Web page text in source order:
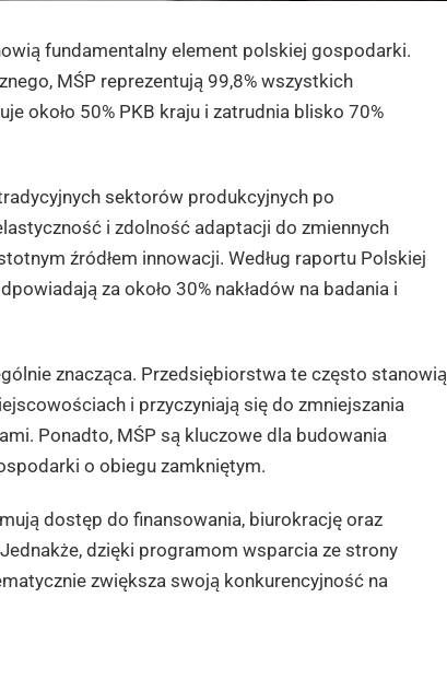
fundamentalny element polskiej gospodarki.
MŚP reprezentują 99,8% wszystkich
około 50% PKB kraju i zatrudnia blisko 70%
sektorów produkcyjnych po
i zdolność adaptacji do zmiennych
źródłem innowacji. Według raportu Polskiej
za około 30% nakładów na badania i
znacząca. Przedsiębiorstwa te często stanowią
i przyczyniają się do zmniejszania
Ponadto, MŚP są kluczowe dla budowania
o obiegu zamkniętym.
dostęp do finansowania, biurokrację oraz
dzięki programom wsparcia ze strony
zwiększa swoją konkurencyjność na